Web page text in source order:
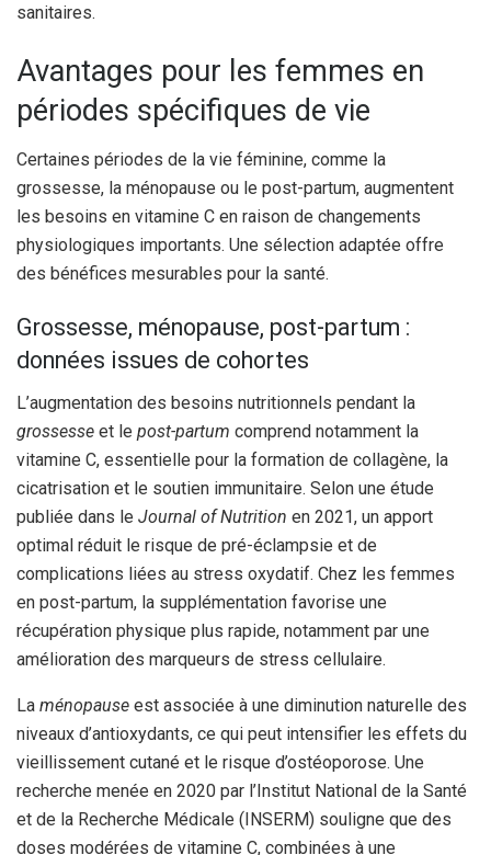
sanitaires.
Avantages pour les femmes en
périodes spécifiques de vie
Certaines périodes de la vie féminine, comme la
grossesse, la ménopause ou le post-partum, augmentent
les besoins en vitamine C en raison de changements
physiologiques importants. Une sélection adaptée offre
des bénéfices mesurables pour la santé.
Grossesse, ménopause, post-partum :
données issues de cohortes
L’augmentation des besoins nutritionnels pendant la
grossesse et le post-partum comprend notamment la
vitamine C, essentielle pour la formation de collagène, la
cicatrisation et le soutien immunitaire. Selon une étude
publiée dans le Journal of Nutrition en 2021, un apport
optimal réduit le risque de pré-éclampsie et de
complications liées au stress oxydatif. Chez les femmes
en post-partum, la supplémentation favorise une
récupération physique plus rapide, notamment par une
amélioration des marqueurs de stress cellulaire.
La ménopause est associée à une diminution naturelle des
niveaux d’antioxydants, ce qui peut intensifier les effets du
vieillissement cutané et le risque d’ostéoporose. Une
recherche menée en 2020 par l’Institut National de la Santé
et de la Recherche Médicale (INSERM) souligne que des
doses modérées de vitamine C, combinées à une